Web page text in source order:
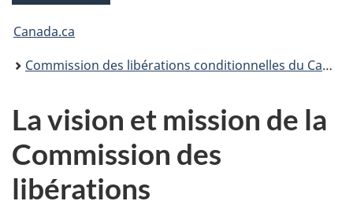
Vous
êtes
Canada.ca
Commission des libérations conditionnelles du Canada
La vision et mission de la
Commission des
libérations